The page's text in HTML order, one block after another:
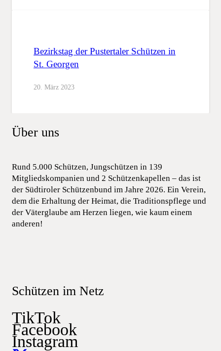
Bezirkstag der Pustertaler Schützen in
St. Georgen
20. März 2023
Über uns
Rund 5.000 Schützen, Jungschützen in 139
Mitgliedskompanien und 2 Schützenkapellen – das ist
der Südtiroler Schützenbund im Jahre 2026. Ein Verein,
dem die Erhaltung der Heimat, die Traditionspflege und
der Väterglaube am Herzen liegen, wie kaum einem
anderen!
Schützen im Netz
TikTok
Facebook
Instagram